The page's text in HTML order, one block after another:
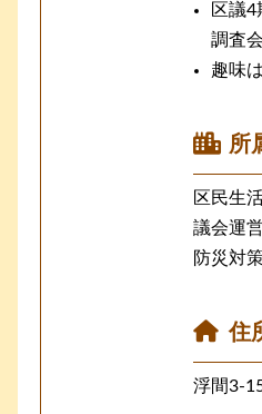
区議
調査
趣味
所
区民生
議会運
防災対
住
浮間3-